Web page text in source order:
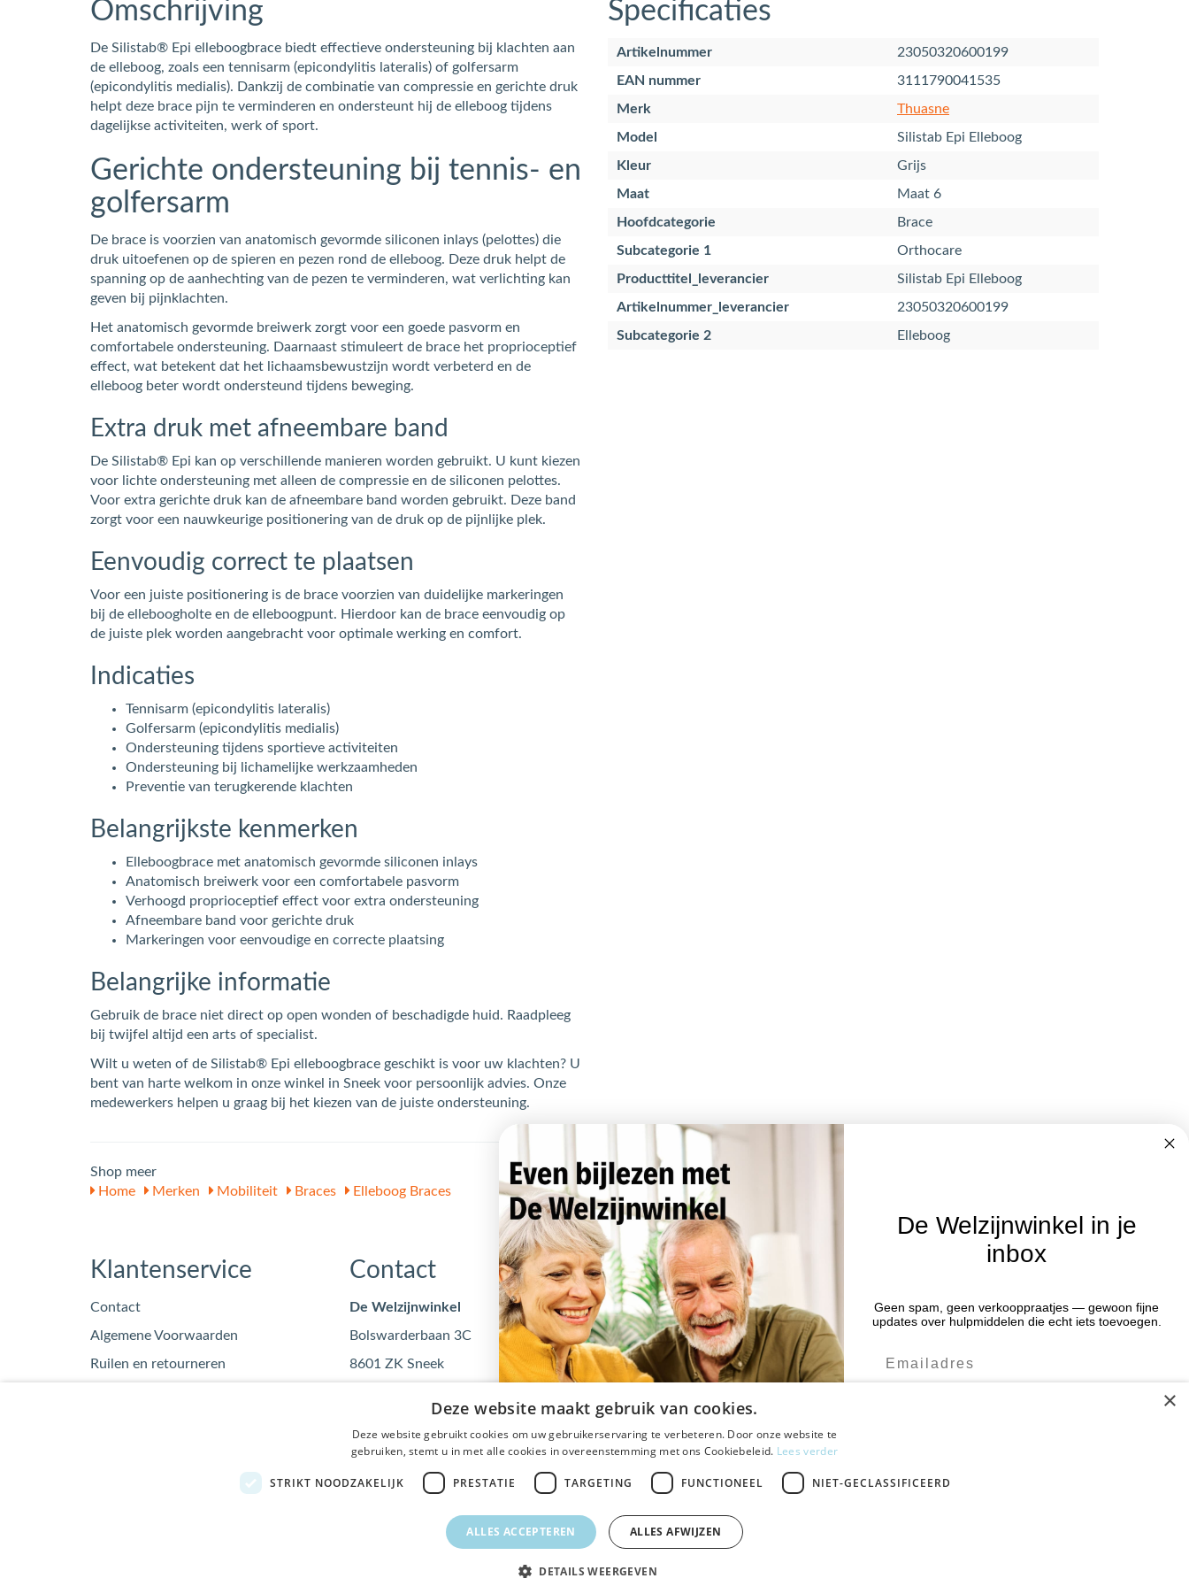
Omschrijving
De Silistab® Epi elleboogbrace biedt effectieve ondersteuning bij klachten aan
de elleboog, zoals een tennisarm (epicondylitis lateralis) of golfersarm
(epicondylitis medialis). Dankzij de combinatie van compressie en gerichte druk
helpt deze brace pijn te verminderen en ondersteunt hij de elleboog tijdens
dagelijkse activiteiten, werk of sport.
Gerichte ondersteuning bij tennis- en
golfersarm
De brace is voorzien van anatomisch gevormde siliconen inlays (pelottes) die
druk uitoefenen op de spieren en pezen rond de elleboog. Deze druk helpt de
spanning op de aanhechting van de pezen te verminderen, wat verlichting kan
geven bij pijnklachten.
Het anatomisch gevormde breiwerk zorgt voor een goede pasvorm en
comfortabele ondersteuning. Daarnaast stimuleert de brace het proprioceptief
effect, wat betekent dat het lichaamsbewustzijn wordt verbeterd en de
elleboog beter wordt ondersteund tijdens beweging.
Extra druk met afneembare band
De Silistab® Epi kan op verschillende manieren worden gebruikt. U kunt kiezen
voor lichte ondersteuning met alleen de compressie en de siliconen pelottes.
Voor extra gerichte druk kan de afneembare band worden gebruikt. Deze band
zorgt voor een nauwkeurige positionering van de druk op de pijnlijke plek.
Eenvoudig correct te plaatsen
Voor een juiste positionering is de brace voorzien van duidelijke markeringen
bij de elleboogholte en de elleboogpunt. Hierdoor kan de brace eenvoudig op
de juiste plek worden aangebracht voor optimale werking en comfort.
Indicaties
Tennisarm (epicondylitis lateralis)
Golfersarm (epicondylitis medialis)
Ondersteuning tijdens sportieve activiteiten
Ondersteuning bij lichamelijke werkzaamheden
Preventie van terugkerende klachten
Belangrijkste kenmerken
Elleboogbrace met anatomisch gevormde siliconen inlays
Anatomisch breiwerk voor een comfortabele pasvorm
Verhoogd proprioceptief effect voor extra ondersteuning
Afneembare band voor gerichte druk
Markeringen voor eenvoudige en correcte plaatsing
Belangrijke informatie
Gebruik de brace niet direct op open wonden of beschadigde huid. Raadpleeg
bij twijfel altijd een arts of specialist.
Wilt u weten of de Silistab® Epi elleboogbrace geschikt is voor uw klachten? U
bent van harte welkom in onze winkel in Sneek voor persoonlijk advies. Onze
medewerkers helpen u graag bij het kiezen van de juiste ondersteuning.
Specificaties
Artikelnummer
23050320600199
EAN nummer
3111790041535
Merk
Thuasne
Model
Silistab Epi Elleboog
Kleur
Grijs
Maat
Maat 6
Hoofdcategorie
Brace
Subcategorie 1
Orthocare
Producttitel_leverancier
Silistab Epi Elleboog
Artikelnummer_leverancier
23050320600199
Subcategorie 2
Elleboog
Shop meer
Home
Merken Mobiliteit Braces Elleboog Braces
Klantenservice
Contact
Algemene Voorwaarden
Ruilen en retourneren
Contact
De Welzijnwinkel
Bolswarderbaan 3C
8601 ZK Sneek
KvK: 70553122
Openingstijden
Maandag 09:00 - 17:00 uur
Dinsdag 09:00 - 17:00 uur
Woensdag 09:00 - 17:00 uur
Vrijdag 09:00 - 17:00 uur
Nieuwsbrief
Blijf op de hoogte van acties en het
voor de nieuwsbrief.
Veilig bestellen en betalen
De Welzijnwinkel in je
inbox
Geen spam, geen verkooppraatjes — gewoon fijne
updates over hulpmiddelen die echt iets toevoegen.
×
Deze website maakt gebruik van cookies.
Deze website gebruikt cookies om uw gebruikerservaring te verbeteren. Door onze website te
gebruiken, stemt u in met alle cookies in overeenstemming met ons Cookiebeleid. Lees verder
STRIKT NOODZAKELIJK PRESTATIE TARGETING FUNCTIONEEL NIET-GECLASSIFICEERD
ALLES ACCEPTEREN ALLES AFWIJZEN
DETAILS WEERGEVEN